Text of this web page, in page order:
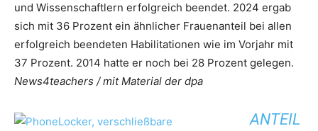
und Wissenschaftlern erfolgreich beendet. 2024 ergab
sich mit 36 Prozent ein ähnlicher Frauenanteil bei allen
erfolgreich beendeten Habilitationen wie im Vorjahr mit
37 Prozent. 2014 hatte er noch bei 28 Prozent gelegen.
News4teachers / mit Material der dpa
ANTEIL